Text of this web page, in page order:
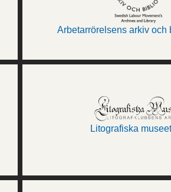
Arbetarrörelsens arkiv och
Litografiska